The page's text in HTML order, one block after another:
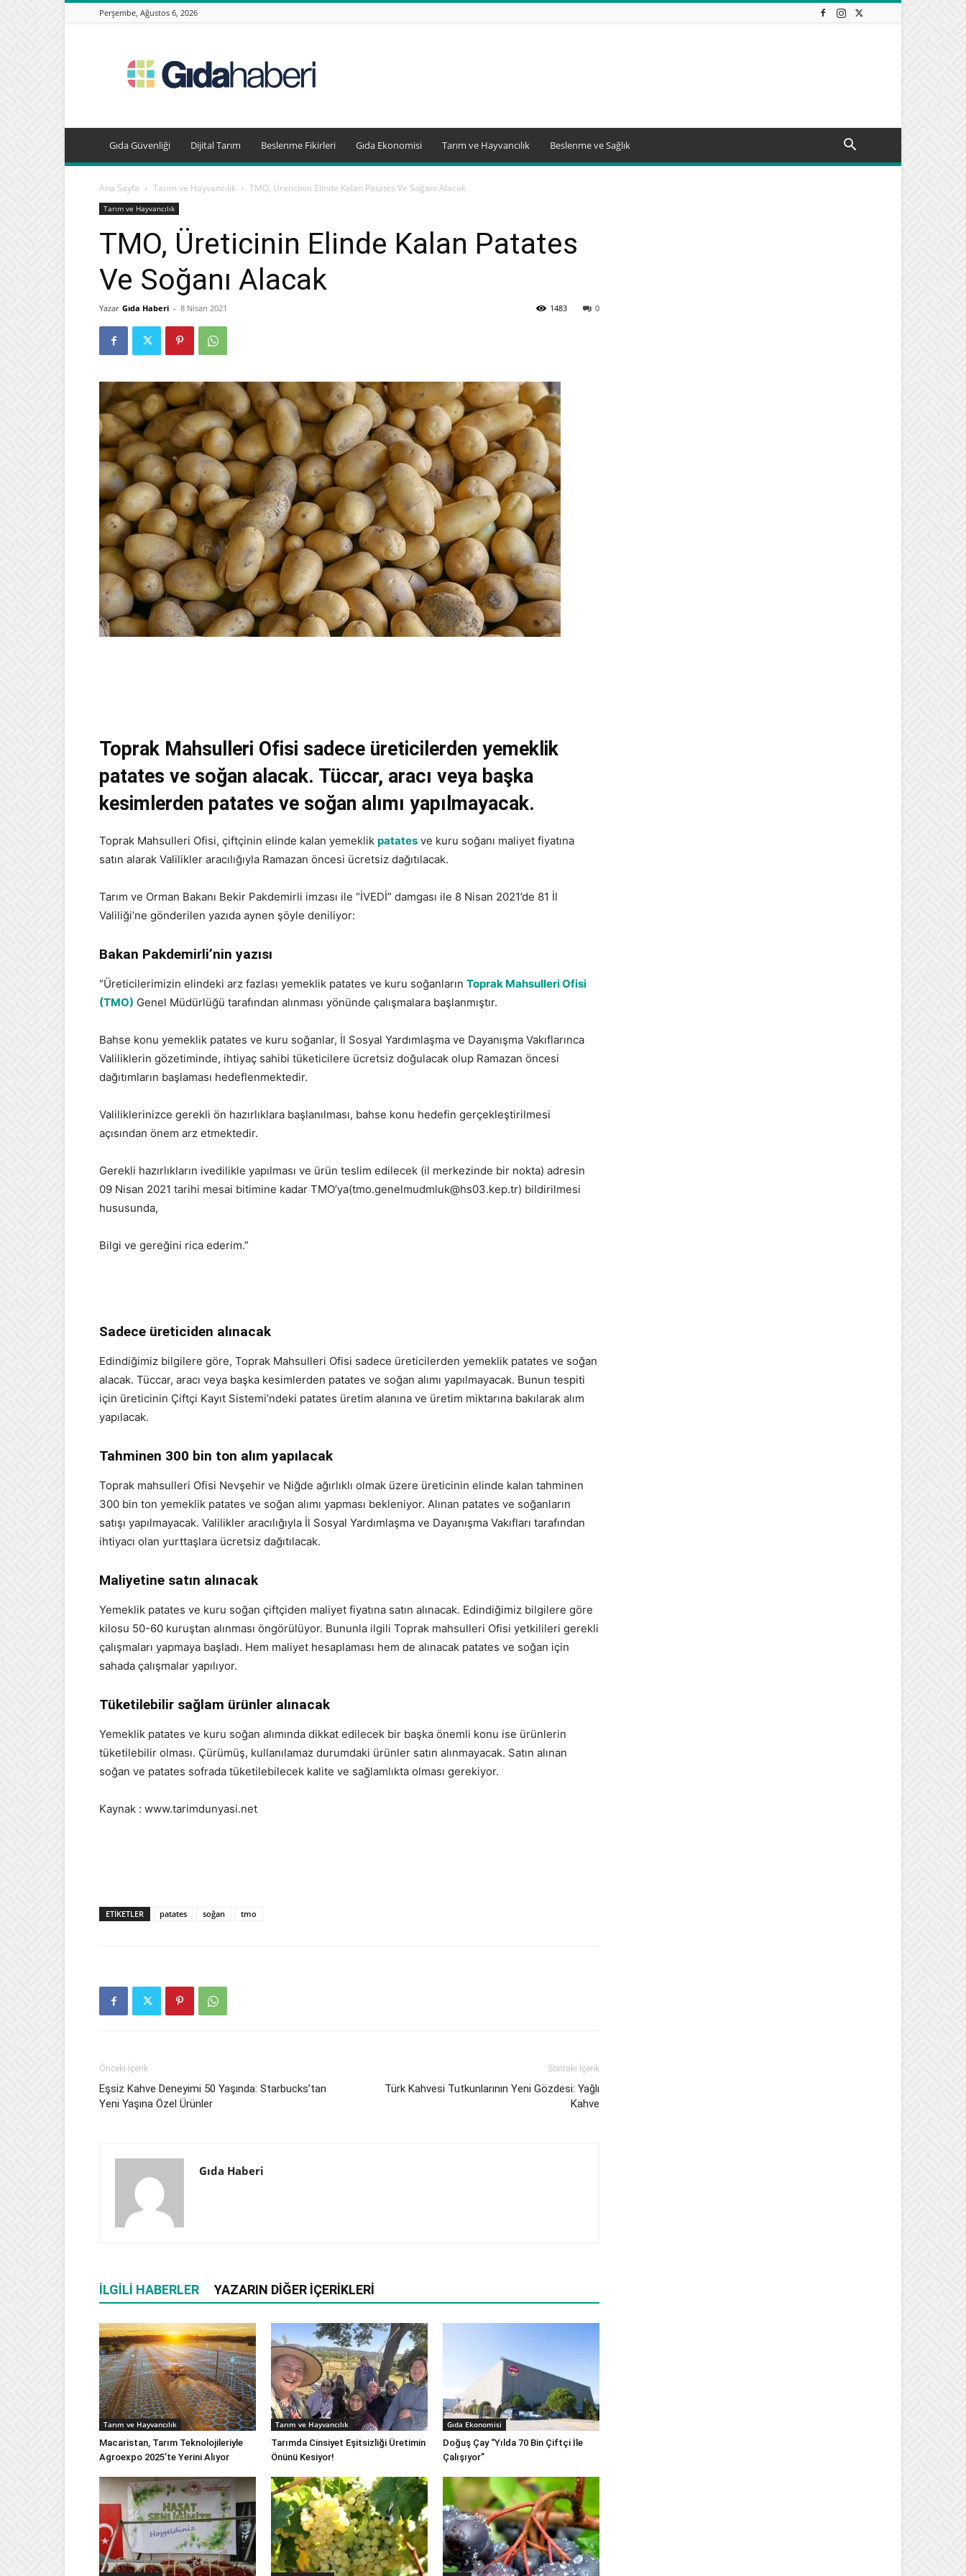
Perşembe, Ağustos 6, 2026
Haberleri,
Beslenme
Gıda Güvenliği Dijital Tarım Beslenme Fikirleri Gıda Ekonomisi Tarım ve Hayvancılık Beslenme ve Sağlık
Ana Sayfa Tarım ve Hayvancılık TMO, Üreticinin Elinde Kalan Patates Ve Soğanı Alacak
Tarım ve Hayvancılık
TMO, Üreticinin Elinde Kalan Patates
Ve Soğanı Alacak
Yazar Gıda Haberi - 8 Nisan 2021 0
1483
Toprak Mahsulleri Ofisi sadece üreticilerden yemeklik
patates ve soğan alacak. Tüccar, aracı veya başka
kesimlerden patates ve soğan alımı yapılmayacak.
Toprak Mahsulleri Ofisi, çiftçinin elinde kalan yemeklik patates ve kuru soğanı maliyet fiyatına
satın alarak Valilikler aracılığıyla Ramazan öncesi ücretsiz dağıtılacak.
Tarım ve Orman Bakanı Bekir Pakdemirli imzası ile “İVEDİ” damgası ile 8 Nisan 2021’de 81 İl
Valiliği’ne gönderilen yazıda aynen şöyle deniliyor:
Bakan Pakdemirli’nin yazısı
“Üreticilerimizin elindeki arz fazlası yemeklik patates ve kuru soğanların Toprak Mahsulleri Ofisi
(TMO) Genel Müdürlüğü tarafından alınması yönünde çalışmalara başlanmıştır.
Bahse konu yemeklik patates ve kuru soğanlar, İl Sosyal Yardımlaşma ve Dayanışma Vakıflarınca
Valiliklerin gözetiminde, ihtiyaç sahibi tüketicilere ücretsiz doğulacak olup Ramazan öncesi
dağıtımların başlaması hedeflenmektedir.
Valiliklerinizce gerekli ön hazırlıklara başlanılması, bahse konu hedefin gerçekleştirilmesi
açısından önem arz etmektedir.
Gerekli hazırlıkların ivedilikle yapılması ve ürün teslim edilecek (il merkezinde bir nokta) adresin
09 Nisan 2021 tarihi mesai bitimine kadar TMO’ya(tmo.genelmudmluk@hs03.kep.tr) bildirilmesi
hususunda,
Bilgi ve gereğini rica ederim.”
Sadece üreticiden alınacak
Edindiğimiz bilgilere göre, Toprak Mahsulleri Ofisi sadece üreticilerden yemeklik patates ve soğan
alacak. Tüccar, aracı veya başka kesimlerden patates ve soğan alımı yapılmayacak. Bunun tespiti
için üreticinin Çiftçi Kayıt Sistemi’ndeki patates üretim alanına ve üretim miktarına bakılarak alım
yapılacak.
Tahminen 300 bin ton alım yapılacak
Toprak mahsulleri Ofisi Nevşehir ve Niğde ağırlıklı olmak üzere üreticinin elinde kalan tahminen
300 bin ton yemeklik patates ve soğan alımı yapması bekleniyor. Alınan patates ve soğanların
satışı yapılmayacak. Valilikler aracılığıyla İl Sosyal Yardımlaşma ve Dayanışma Vakıfları tarafından
ihtiyacı olan yurttaşlara ücretsiz dağıtılacak.
Maliyetine satın alınacak
Yemeklik patates ve kuru soğan çiftçiden maliyet fiyatına satın alınacak. Edindiğimiz bilgilere göre
kilosu 50-60 kuruştan alınması öngörülüyor. Bununla ilgili Toprak mahsulleri Ofisi yetkilileri gerekli
çalışmaları yapmaya başladı. Hem maliyet hesaplaması hem de alınacak patates ve soğan için
sahada çalışmalar yapılıyor.
Tüketilebilir sağlam ürünler alınacak
Yemeklik patates ve kuru soğan alımında dikkat edilecek bir başka önemli konu ise ürünlerin
tüketilebilir olması. Çürümüş, kullanılamaz durumdaki ürünler satın alınmayacak. Satın alınan
soğan ve patates sofrada tüketilebilecek kalite ve sağlamlıkta olması gerekiyor.
Kaynak : www.tarimdunyasi.net
ETIKETLER patates soğan tmo
Önceki İçerik
Eşsiz Kahve Deneyimi 50 Yaşında: Starbucks’tan
Yeni Yaşına Özel Ürünler
Sonraki İçerik
Türk Kahvesi Tutkunlarının Yeni Gözdesi: Yağlı
Kahve
Gıda Haberi
İLGILI HABERLER YAZARIN DIĞER İÇERIKLERI
Tarım ve Hayvancılık
Macaristan, Tarım Teknolojileriyle
Agroexpo 2025’te Yerini Alıyor
Tarım ve Hayvancılık
Tarımda Cinsiyet Eşitsizliği Üretimin
Önünü Kesiyor!
Gıda Ekonomisi
Doğuş Çay “Yılda 70 Bin Çiftçi İle
Çalışıyor”